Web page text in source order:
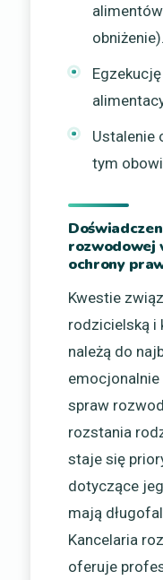
obniżenie).
Ustalenie
tym
rozwodowej
ochrony
Kwestie
rodzicielską i
należą do
spraw
rozstania
staje się
dotyczące
mają
Kancelaria
oferuje